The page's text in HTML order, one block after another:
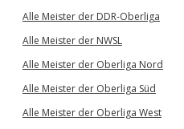
Alle Meister der DDR-Oberliga
Alle Meister der NWSL
Alle Meister der Oberliga Nord
Alle Meister der Oberliga Süd
Alle Meister der Oberliga West